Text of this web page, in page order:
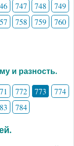
747 748
749
758 759
760
и разность.
772 773
774
784